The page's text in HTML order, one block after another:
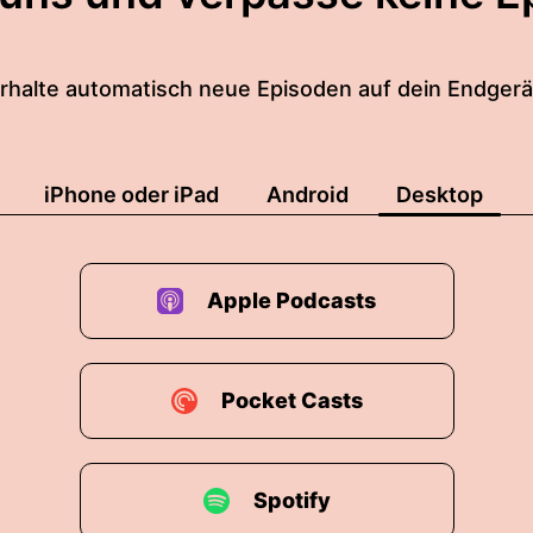
automatisch neue Episoden auf dein
iPhone oder iPad Android Desktop
Apple Podcasts
Pocket Casts
Spotify